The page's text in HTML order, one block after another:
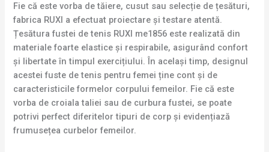
Fie că este vorba de tăiere, cusut sau selecție de țesături,
fabrica RUXI a efectuat proiectare și testare atentă.
Țesătura fustei de tenis RUXI me1856 este realizată din
materiale foarte elastice și respirabile, asigurând confort
și libertate în timpul exercițiului. În același timp, designul
acestei fuste de tenis pentru femei ține cont și de
caracteristicile formelor corpului femeilor. Fie că este
vorba de croiala taliei sau de curbura fustei, se poate
potrivi perfect diferitelor tipuri de corp și evidențiază
frumusețea curbelor femeilor.